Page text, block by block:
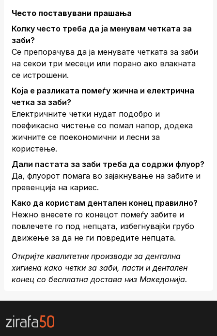
Често поставувани прашања
Колку често треба да ја менувам четката за
заби?
Се препорачува да ја менувате четката за заби
на секои три месеци или порано ако влакната
се истрошени.
Која е разликата помеѓу жична и електрична
четка за заби?
Електричните четки нудат подобро и
поефикасно чистење со помал напор, додека
жичните се поекономични и лесни за
користење.
Дали пастата за заби треба да содржи флуор?
Да, флуорот помага во зајакнување на забите и
превенција на кариес.
Како да користам дентален конец правилно?
Нежно внесете го конецот помеѓу забите и
повлечете го под непцата, избегнувајќи грубо
движење за да не ги повредите непцата.
Откријте квалитетни производи за дентална
хигиена како четки за заби, пасти и дентален
конец со бесплатна достава низ Македонија.